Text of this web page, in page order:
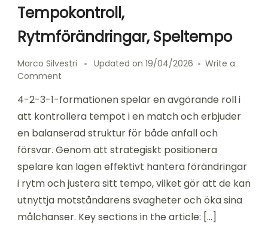
Tempokontroll,
Rytmförändringar, Speltempo
Marco Silvestri Updated on 19/04/2026
Write a
Comment
2-
3-
Formation:
Tempokontroll,
Rytmförändringar,
Speltempo
4-2-3-1-formationen spelar en avgörande roll i
att kontrollera tempot i en match och erbjuder
en balanserad struktur för både anfall och
försvar. Genom att strategiskt positionera
spelare kan lagen effektivt hantera förändringar
i rytm och justera sitt tempo, vilket gör att de kan
utnyttja motståndarens svagheter och öka sina
målchanser. Key sections in the article: […]